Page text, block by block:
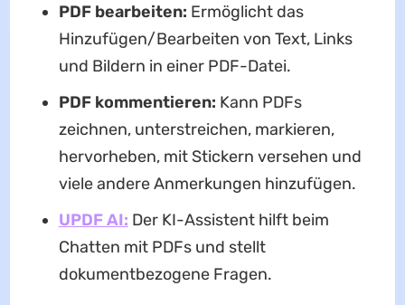
PDF bearbeiten: Ermöglicht das
Hinzufügen/Bearbeiten von Text, Links
und Bildern in einer PDF-Datei.
PDF kommentieren: Kann PDFs
zeichnen, unterstreichen, markieren,
hervorheben, mit Stickern versehen und
viele andere Anmerkungen hinzufügen.
UPDF AI: Der KI-Assistent hilft beim
Chatten mit PDFs und stellt
dokumentbezogene Fragen.